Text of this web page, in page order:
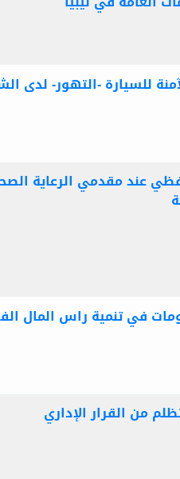
للسيارة -التهور- لدى
عند مقدمي الرعاية
في تنمية راس المال
من القرار الإداري